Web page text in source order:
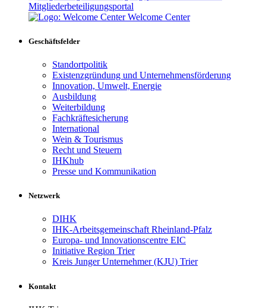
Mitgliederbeteiligungsportal
Welcome Center
Geschäftsfelder
Standortpolitik
Existenzgründung und Unternehmensförderung
Innovation, Umwelt, Energie
Ausbildung
Weiterbildung
Fachkräftesicherung
International
Wein & Tourismus
Recht und Steuern
IHKhub
Presse und Kommunikation
Netzwerk
DIHK
IHK-Arbeitsgemeinschaft Rheinland-Pfalz
Europa- und Innovationscentre EIC
Initiative Region Trier
Kreis Junger Unternehmer (KJU) Trier
Kontakt